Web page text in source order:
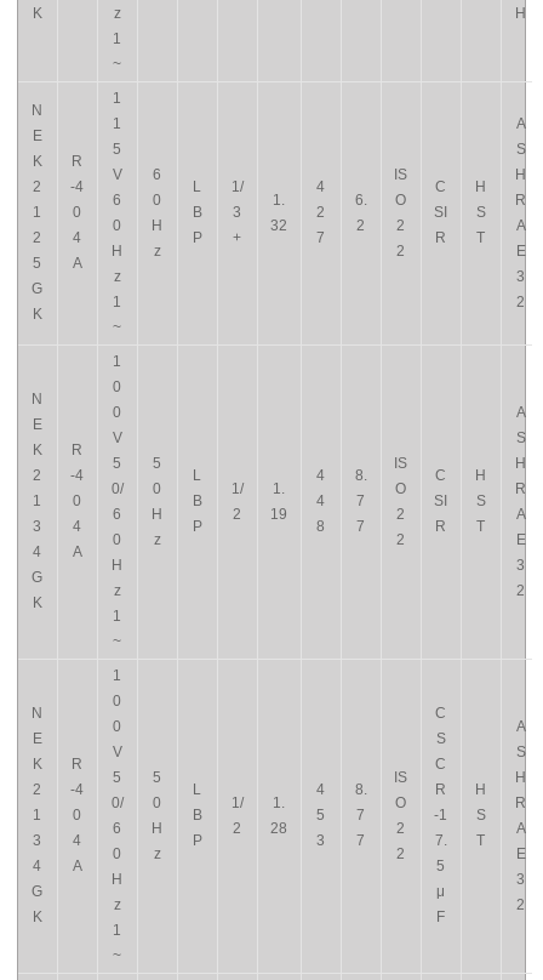
K
z
1
~
H
N
E
K
2
1
2
5
G
K
R
-4
0
4
A
1
1
5
V
6
0
H
z
1
~
6
0
H
z
L
B
P
1/
3
+
1.
32
4
2
7
6.
2
IS
O
2
2
C
SI
R
H
S
T
A
S
H
R
A
E
3
2
N
E
K
2
1
3
4
G
K
R
-4
0
4
A
1
0
0
V
5
0/
6
0
H
z
1
~
5
0
H
z
L
B
P
1/
2
1.
19
4
4
8
8.
7
7
IS
O
2
2
C
SI
R
H
S
T
A
S
H
R
A
E
3
2
N
E
K
2
1
3
4
G
K
R
-4
0
4
A
1
0
0
V
5
0/
6
0
H
z
1
~
5
0
H
z
L
B
P
1/
2
1.
28
4
5
3
8.
7
7
IS
O
2
2
C
S
C
R
-1
7.
5
μ
F
H
S
T
A
S
H
R
A
E
3
2